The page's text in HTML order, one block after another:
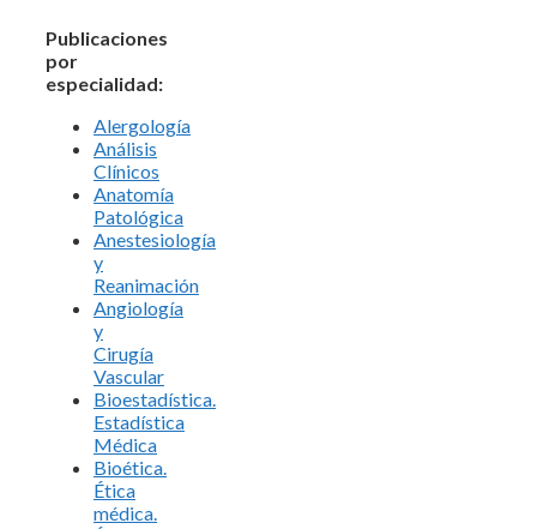
Publicaciones
por
especialidad:
Alergología
Análisis
Clínicos
Anatomía
Patológica
Anestesiología
y
Reanimación
Angiología
y
Cirugía
Vascular
Bioestadística.
Estadística
Médica
Bioética.
Ética
médica.